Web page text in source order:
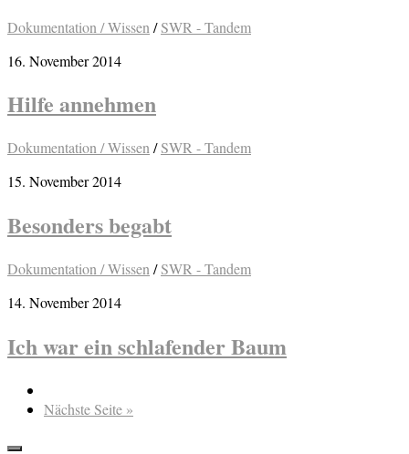
Dokumentation / Wissen /SWR - Tandem
16. November 2014
Hilfe annehmen
Dokumentation / Wissen/SWR - Tandem
15. November 2014
Besonders begabt
Dokumentation / Wissen /SWR - Tandem
14. November 2014
Ich war ein schlafender Baum
Nächste Seite »